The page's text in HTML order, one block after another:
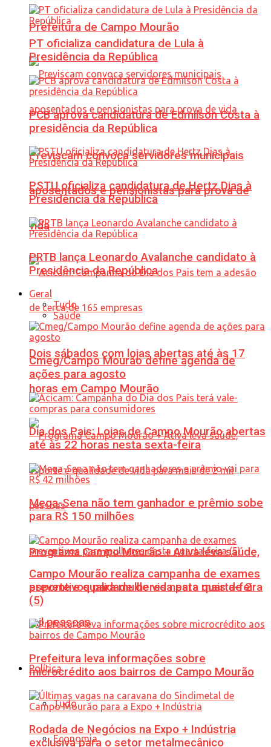
Prefeitura de Campo Mourão
Previscam convoca servidores municipais
aposentados e pensionistas para prova de
vida
Dois sábados com lojas abertas até às 17
horas em Campo Mourão
Programa Campo Mourão + Ativa leva saúde,
esporte e qualidade de vida para mais de 2
mil pessoas
Política
Tudo
Economia
PT oficializa candidatura de Lula à
Presidência da República
PCB aprova candidatura de Edmilson Costa à
presidência da República
PSTU oficializa candidatura de Hertz Dias à
Presidência da República
PRTB lança Leonardo Avalanche candidato à
Presidência da República
Geral
Tudo
Saúde
Cmeg/Campo Mourão define agenda de
ações para agosto
Dia dos Pais: Lojas de Campo Mourão abertas
até às 22 horas nesta sexta-feira
Mega-Sena não tem ganhador e prêmio sobe
para R$ 150 milhões
Campo Mourão realiza campanha de exames
preventivos para mulheres nesta quarta-feira
(5)
Prefeitura leva informações sobre
microcrédito aos bairros de Campo Mourão
Rodada de Negócios na Expo + Indústria
exclusiva para o setor metalmecânico